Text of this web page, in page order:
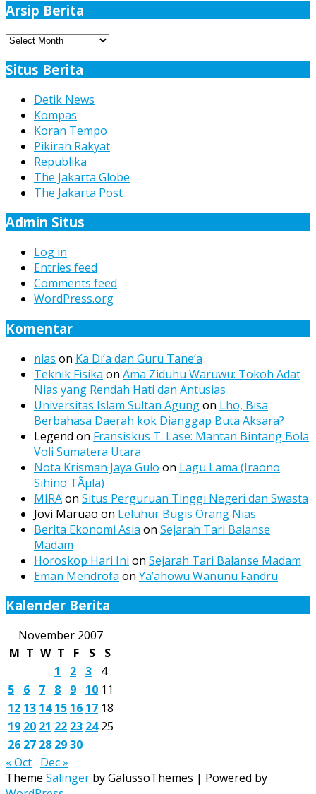
Arsip Berita
Arsip
Situs Berita
Detik News
Kompas
Koran Tempo
Pikiran Rakyat
Republika
The Jakarta Globe
The Jakarta Post
Admin Situs
Log in
Entries feed
Comments feed
WordPress.org
Komentar
nias on Ka Di’a dan Guru Tane’a
Teknik Fisika on Ama Ziduhu Waruwu: Tokoh Adat
Nias yang Rendah Hati dan Antusias
Universitas Islam Sultan Agungon Lho, Bisa
Berbahasa Daerah kok Dianggap Buta Aksara?
Legend on Fransiskus T. Lase: Mantan Bintang Bola
Voli Sumatera Utara
Nota Krisman Jaya Gulo on Lagu Lama (Iraono
Sihino TÃµla)
MIRAon Situs Perguruan Tinggi Negeri dan Swasta
Jovi Maruao on Leluhur Bugis Orang Nias
Berita Ekonomi Asia on Sejarah Tari Balanse
Madam
Horoskop Hari Ini on Sejarah Tari Balanse Madam
Eman Mendrofa on Ya’ahowu Wanunu Fandru
Kalender Berita
November 2007
M T W T F S
S
1
2 3
4
5
6 7 8 9 10 11
12 13 14 15 16 17 18
19 20 21 22 23 24 25
26 27 28 2930
« Oct Dec »
Theme Salinger by GalussoThemes | Powered by